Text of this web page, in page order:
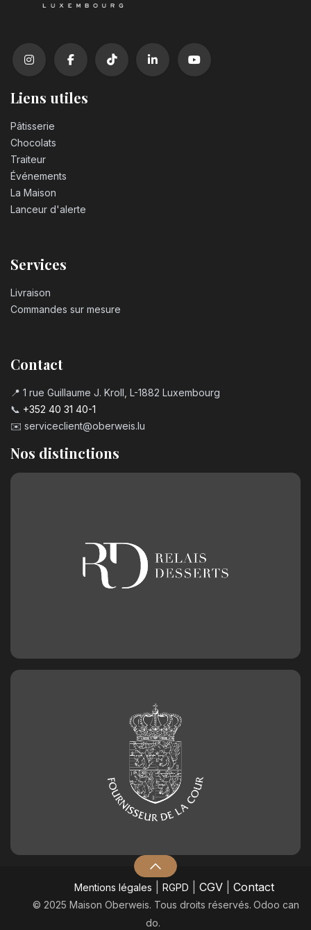
Liens utiles
Pâtisserie
Chocolats
Traiteur
Événements
La Maison
Lanceur d'alerte
Services
Livraison
Commandes sur mesure
Contact
📍 1 rue Guillaume J. Kroll, L-1882 Luxembourg
📞 +352 40 31 40-1
✉️ serviceclient@oberweis.lu
Nos distinctions
Mentions légales RGPD CGV| Contact
© 2025 Maison Oberweis. Tous droits réservés. ​Odoo can
do.